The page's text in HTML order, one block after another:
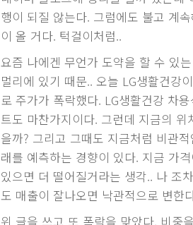
행이 되질 않는다. 그럼에도 불고 계
이 올 거다. 턱걸이처럼..
요즘 나에겐 무언가 도약을 할 수 있
멀리에 있기 때문.. 오늘 LG생활건강
로 주가가 폭락했다. LG생활건강 차
트도 마찬가지이다. 그런데 지금의
을까? 그리고 그때도 지금처럼 비관
래를 예측하는 경향이 있다. 지금 가
있으면 더 떨어질거라는 생각.. 나 조
도 매출이 잘나오면 낙관적으로 변한
위 글을 쓰고 또 폭락을 맞았다. 비중